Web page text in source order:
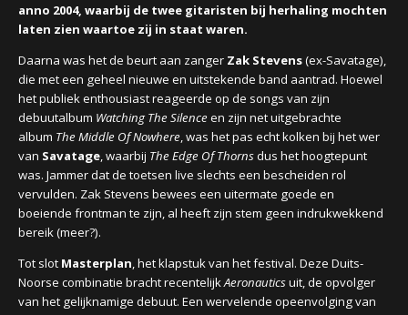
anno 2004, waarbij de twee gitaristen bij herhaling mochten
laten zien waartoe zij in staat waren.
Daarna was het de beurt aan zanger Zak Stevens(ex-Savatage),
die met een geheel nieuwe en uitstekende band aantrad. Hoewel
het publiek enthousiast reageerde op de songs van zijn
debuutalbum Watching The Silenceen zijn net uitgebrachte
album The Middle Of Nowhere, was het pas echt kolken bij het wer
van Savatage, waarbij The Edge Of Thornsdus het hoogtepunt
was. Jammer dat de toetsen live slechts een bescheiden rol
vervulden. Zak Stevens bewees een uitermate goede en
boeiende frontman te zijn, al heeft zijn stem geen indrukwekkend
bereik (meer?).
Tot slot Masterplan, het klapstuk van het festival. Deze Duits-
Noorse combinatie bracht recentelijkAeronauticsuit, de opvolger
van het gelijknamige debuut. Een wervelende opeenvolging van